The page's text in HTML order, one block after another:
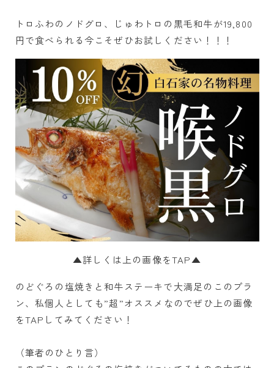
トロふわのノドグロ、じゅわトロの黒毛和牛が19,800
円で食べられる今こそぜひお試しください！！！
▲詳しくは上の画像をTAP▲
のどぐろの塩焼きと和牛ステーキで大満足のこのプラ
ン、私個人としても”超”オススメなのでぜひ上の画像
をTAPしてみてください！
（筆者のひとり言）